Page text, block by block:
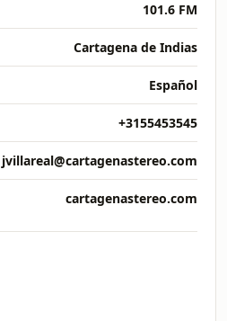
101.6 FM
Cartagena de Indias
Español
+3155453545
jvillareal@cartagenastereo.com
cartagenastereo.com